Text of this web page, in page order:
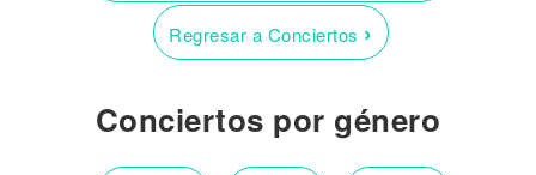
Regresar a Conciertos ›
Conciertos por género